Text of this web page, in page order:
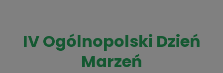
IV Ogólnopolski Dzień
Marzeń